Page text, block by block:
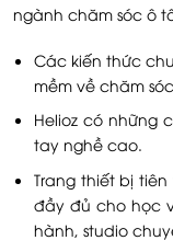
ngành chăm sóc ô
Các kiến thức
mềm về chăm
Helioz có những
tay nghề cao.
Trang thiết bị
đầy đủ cho học
hành, studio